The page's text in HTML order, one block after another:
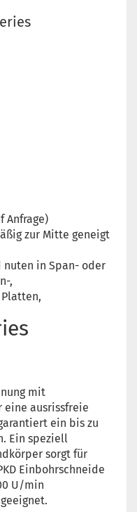
Anfrage)
zur Mitte geneigt
nuten in Span- oder
,
mit
eine ausrissfreie
ein bis zu
Ein speziell
sorgt für
Einbohrschneide
U/min